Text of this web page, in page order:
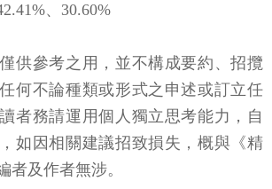
、30.60%
供參考之用，並不構成要約、招攬
何不論種類或形式之申述或訂立任
者務請運用個人獨立思考能力，自
如因相關建議招致損失，概與《精
者及作者無涉。